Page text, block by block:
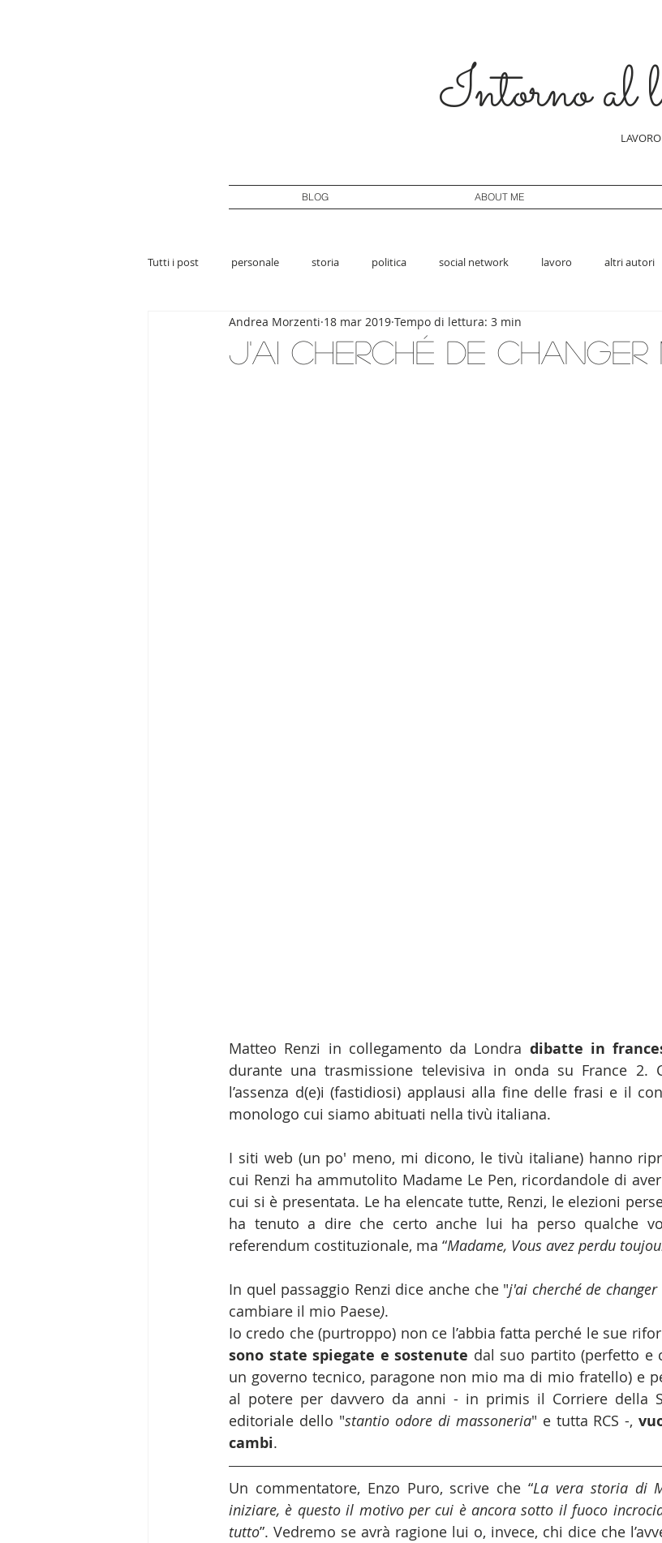
Intorno al
BLOG ABOUT ME
Tutti i post personale storia politica social network lavoro altri autori
J'ai cherché de changer
Andrea Morzenti 18 mar 2019 Tempo di lettura: 3 min
Matteo Renzi in collegamento da Londra dibatte in
durante una trasmissione televisiva in onda su France 2.
l’assenza d(e)i (fastidiosi) applausi alla fine delle frasi e il
monologo cui siamo abituati nella tivù italiana.
I siti web (un po' meno, mi dicono, le tivù italiane) hanno
cui Renzi ha ammutolito Madame Le Pen, ricordandole di
cui si è presentata. Le ha elencate tutte, Renzi, le elezioni
ha tenuto a dire che certo anche lui ha perso qualche
referendum costituzionale, ma “Madame, Vous avez perdu
In quel passaggio Renzi dice anche che "j'ai cherché de changer
cambiare il mio Paese).
Io credo che (purtroppo) non ce l’abbia fatta perché le sue
sono state spiegate e sostenute dal suo partito (perfetto e
un governo tecnico, paragone non mio ma di mio fratello) e
al potere per davvero da anni - in primis il Corriere della
editoriale dello "stantio odore di massoneria" e tutta RCS -,
cambi.
Un commentatore, Enzo Puro, scrive che “La vera storia di
iniziare, è questo il motivo per cui è ancora sotto il fuoco
tutto”. Vedremo se avrà ragione lui o, invece, chi dice che